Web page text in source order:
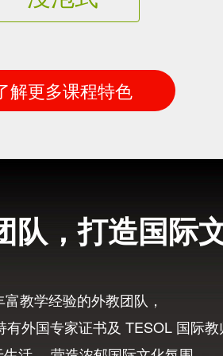
解更多课程特色
，打造国际
教学经验的外教团队，
外国专家证书及 TESOL 国际教